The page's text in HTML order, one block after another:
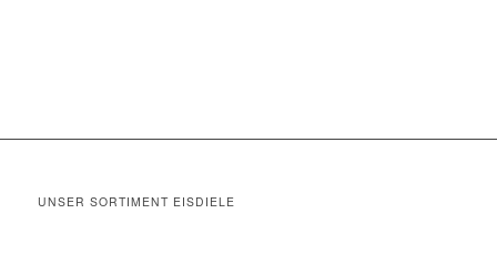
UNSER SORTIMENT EISDIELE